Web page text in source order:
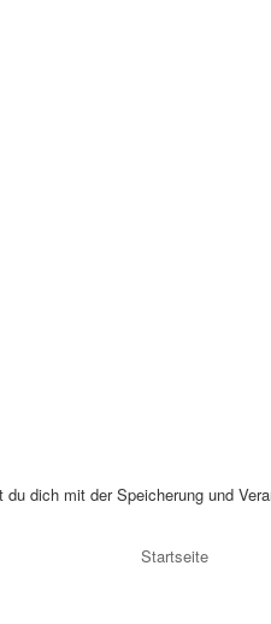
dich mit der Speicherung und
Startseite